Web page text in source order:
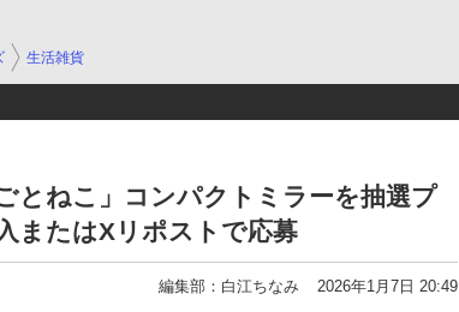
生活雑貨
とねこ」コンパクトミラーを抽選プ
またはXリポストで応募
編集部：白江ちなみ 2026年1月7日 20:49